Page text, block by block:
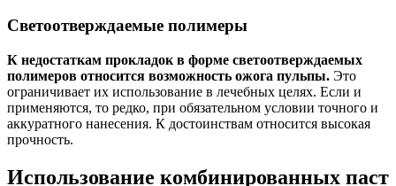
Светоотверждаемые полимеры
К недостаткам прокладок в форме светоотверждаемых
полимеров относится возможность ожога пульпы. Это
ограничивает их использование в лечебных целях. Если и
применяются, то редко, при обязательном условии точного и
аккуратного нанесения. К достоинствам относится высокая
прочность.
Использование комбинированных паст